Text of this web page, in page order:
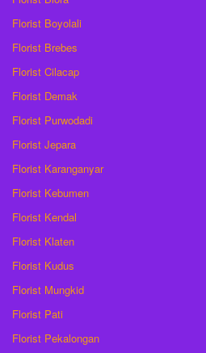
Florist Boyolali
Florist Brebes
Florist Cilacap
Florist Demak
Florist Purwodadi
Florist Jepara
Florist Karanganyar
Florist Kebumen
Florist Kendal
Florist Klaten
Florist Kudus
Florist Mungkid
Florist Pati
Florist Pekalongan